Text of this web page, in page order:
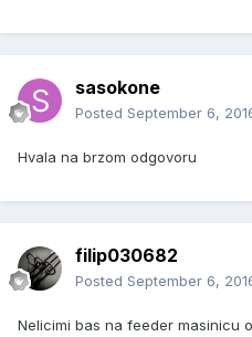
sasokone
Posted September 6,
Hvala na brzom odgovoru
filip030682
Posted September 6,
Nelicimi bas na feeder masinicu